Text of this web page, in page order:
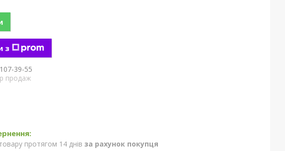
з
39-55
продаж
протягом 14 днів за рахунок покупця